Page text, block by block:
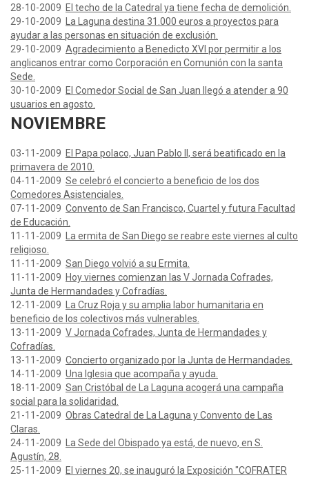
28-10-2009 El techo de la Catedral ya tiene fecha de demolición.
29-10-2009
La Laguna destina 31.000 euros a proyectos para
ayudar a las personas en situación de exclusión.
29-10-2009 Agradecimiento a Benedicto XVI por permitir a los
anglicanos entrar como Corporación en Comunión con la santa
Sede.
30-10-2009 El Comedor Social de San Juan llegó a atender a 90
usuarios en agosto.
NOVIEMBRE
03-11-2009 El Papa polaco, Juan Pablo II, será beatificado en la
primavera de 2010.
04-11-2009 Se celebró el concierto a beneficio de los dos
Comedores Asistenciales.
07-11-2009 Convento de San Francisco, Cuartel y futura Facultad
de Educación.
11-11-2009
La ermita de San Diego se reabre este viernes al culto
religioso.
11-11-2009 San Diego volvió a su Ermita.
11-11-2009 Hoy viernes comienzan las V Jornada Cofrades,
Junta de Hermandades y Cofradías.
12-11-2009
La Cruz Roja y su amplia labor humanitaria en
beneficio de los colectivos más vulnerables.
13-11-2009 V Jornada Cofrades, Junta de Hermandades y
Cofradías.
13-11-2009 Concierto organizado por la Junta de Hermandades.
14-11-2009 Una Iglesia que acompaña y ayuda.
18-11-2009 San Cristóbal de La Laguna acogerá una campaña
social para la solidaridad.
21-11-2009 Obras Catedral de La Laguna y Convento de Las
Claras.
24-11-2009
La Sede del Obispado ya está, de nuevo, en S.
Agustín, 28.
25-11-2009 El viernes 20, se inauguró la Exposición "COFRATER